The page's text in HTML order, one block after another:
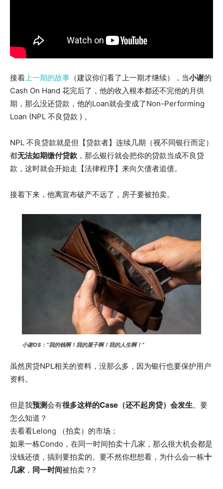
接着上一期的故事 （建议你们看了上一期才继续），当小谢的
Cash On Hand 花完后了，他的收入根本都还不完他的月供
期，那么没还贷款，他的Loan就会变成了Non-Performing
Loan (NPL 不良贷款 ) 。
NPL 不良贷款就是但【贷款者】连续几期（视不同银行而定）
都无法如期缴付贷款 ，那么银行就会把你的贷款当成不良贷
款，这时就会开始走【法律程序】来向欠债者追债。
接着下来，他离宣布破产不远了，房子要被拍卖。
小谢OS：“我的钱啊！我的屋子啊！我的人生啊！”
虽然房贷NPL相关的资料，没那么多，因为银行也要保护用户
资料。
但是我预测会有很多这样的Case（还不起房贷）会发生。要
怎么知道？
去看看Lelong （拍卖）的市场；
如果一栋Condo，在同一时间拍卖十几家，那么很大机会都是
没钱还债，搞到要拍卖的。要不然你想想看，为什么会一栋十
几家 ， 同一时间被拍卖？?